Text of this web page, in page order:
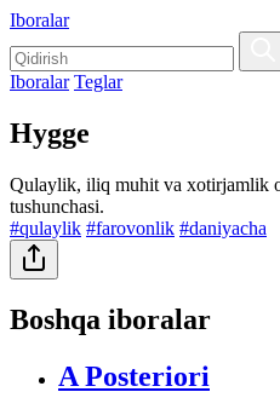
Iboralar
Iboralar Teglar
Hygge
Qulaylik, iliq muhit va xotirjamlik
tushunchasi.
#qulaylik #farovonlik #daniyacha
Boshqa iboralar
A Posteriori